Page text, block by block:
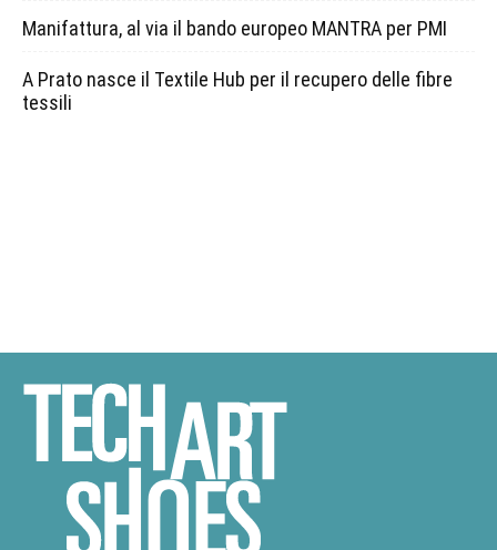
Manifattura, al via il bando europeo MANTRA per PMI
A Prato nasce il Textile Hub per il recupero delle fibre
tessili